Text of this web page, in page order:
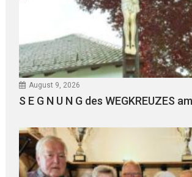
August 9, 2026
S E G N U N G des WEGKREUZES